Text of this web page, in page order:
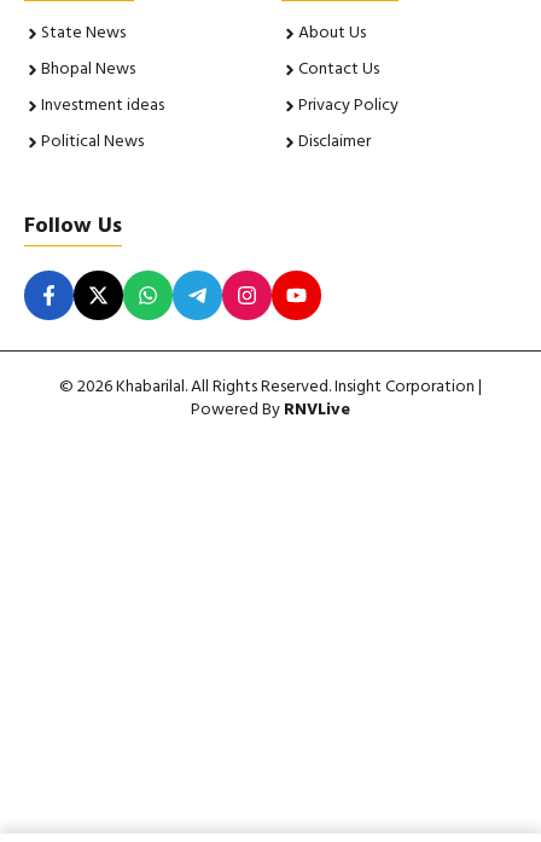
State News
Bhopal News
Investment ideas
Political News
About Us
Contact Us
Privacy Policy
Disclaimer
Follow Us
© 2026 Khabarilal. All Rights Reserved. Insight Corporation |
Powered ByRNVLive